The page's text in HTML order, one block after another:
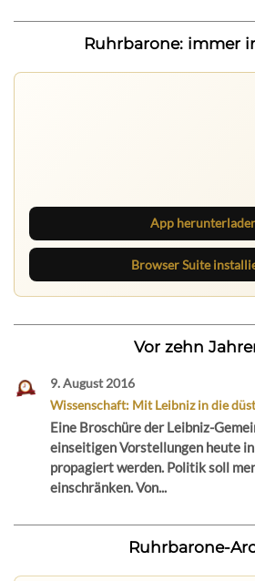
Ruhrbarone: immer
App
Browser Suite
Vor zehn
9. August 2016
Wissenschaft: Mit Leibniz in die
Eine Broschüre der Leibniz-
einseitigen Vorstellungen heute
propagiert werden. Politik soll
einschränken. Von...
Ruhrbarone-